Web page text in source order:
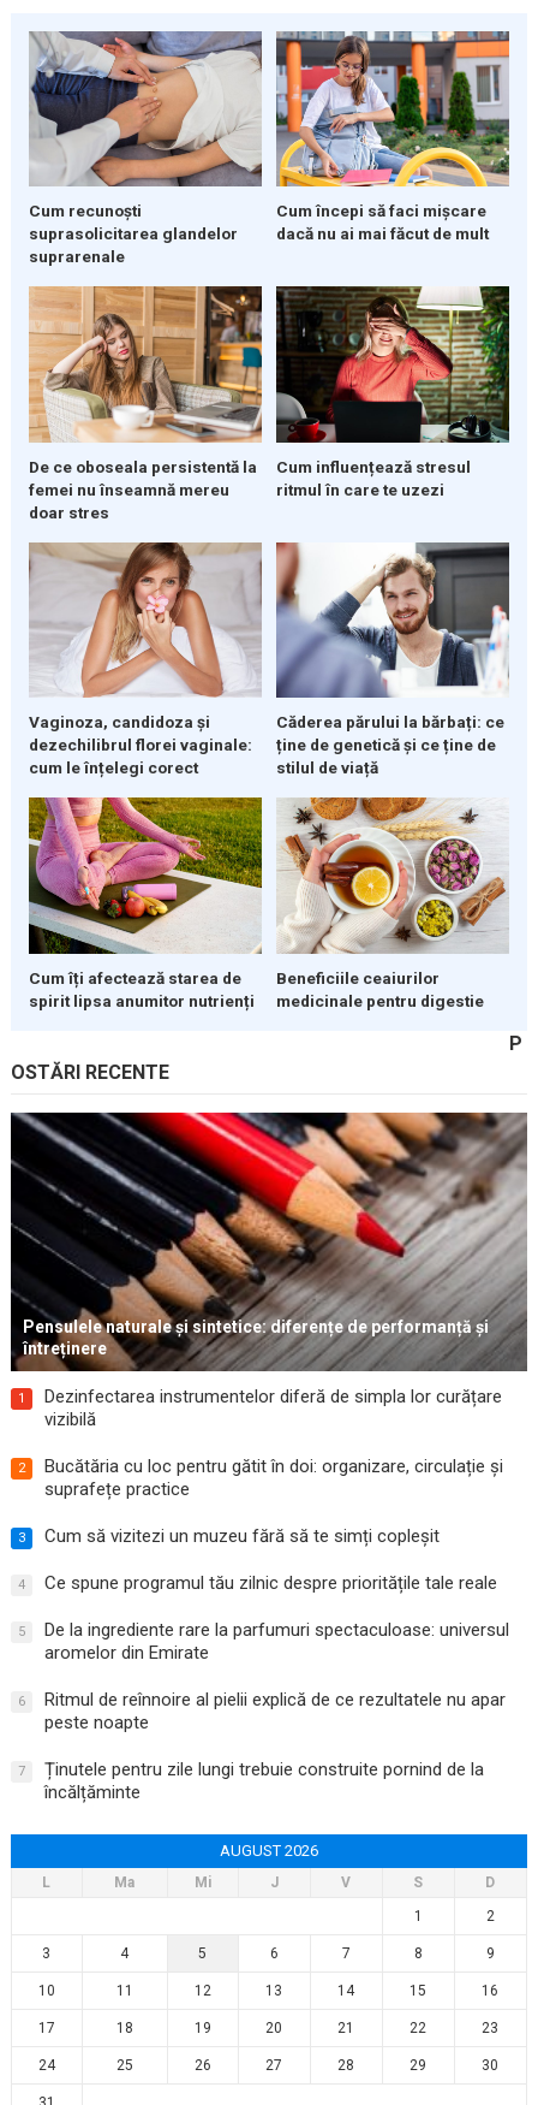
Cum recunoști
suprasolicitarea glandelor
suprarenale
Cum începi să faci mișcare
dacă nu ai mai făcut de mult
De ce oboseala persistentă la
femei nu înseamnă mereu
doar stres
Cum influențează stresul
ritmul în care te uzezi
Vaginoza, candidoza și
dezechilibrul florei vaginale:
cum le înțelegi corect
Căderea părului la bărbați: ce
ține de genetică și ce ține de
stilul de viață
Cum îți afectează starea de
spirit lipsa anumitor nutrienți
Beneficiile ceaiurilor
medicinale pentru digestie
P
OSTĂRI RECENTE
Pensulele naturale și sintetice: diferențe de performanță și
întreținere
1
Dezinfectarea instrumentelor diferă de simpla lor curățare
vizibilă
2
Bucătăria cu loc pentru gătit în doi: organizare, circulație și
suprafețe practice
3 Cum să vizitezi un muzeu fără să te simți copleșit
4 Ce spune programul tău zilnic despre prioritățile tale reale
5
De la ingrediente rare la parfumuri spectaculoase: universul
aromelor din Emirate
6
Ritmul de reînnoire al pielii explică de ce rezultatele nu apar
peste noapte
7
Ținutele pentru zile lungi trebuie construite pornind de la
încălțăminte
AUGUST 2026
L Ma Mi J V S
D
1
2
3 4 5 6 7 8 9
10 11 12 13 14 15 16
17 18 19 20 21 22 23
24 25 26 27 28 29 30